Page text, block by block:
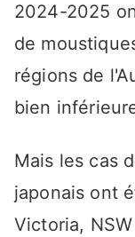
2024-2025
de
régions de
bien
Mais les cas
japonais ont
Victoria,